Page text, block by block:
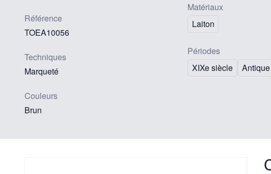
Référence
TOEA10056
Techniques
Marqueté
Couleurs
Brun
Matériaux
Laiton
Périodes
XIXe siècle
Antique